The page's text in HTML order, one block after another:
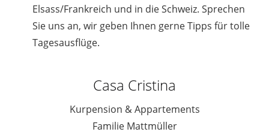
Elsass/Frankreich und in die Schweiz. Sprechen
Sie uns an, wir geben Ihnen gerne Tipps für tolle
Tagesausflüge.
Casa Cristina
Kurpension & Appartements
Familie Mattmüller